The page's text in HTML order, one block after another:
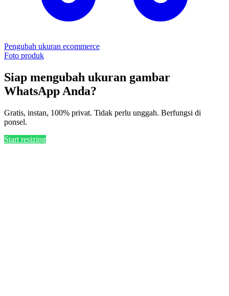
Pengubah ukuran ecommerce
Foto produk
Siap mengubah ukuran gambar
WhatsApp Anda?
Gratis, instan, 100% privat. Tidak perlu unggah. Berfungsi di
ponsel.
Start resizing